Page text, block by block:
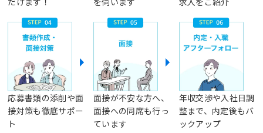
応募書類の添削や面
接対策も徹底サポー
ト
面接が不安な方へ、
面接への同席も行っ
ています
年収交渉や入社日調
整まで、内定後もバ
ックアップ